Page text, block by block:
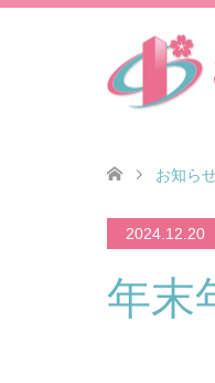
お知ら
2024.12.20
年末